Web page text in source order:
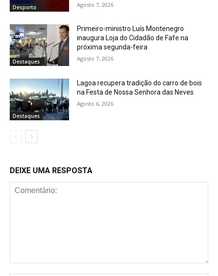
Desporto Agosto 7, 2026
Destaques
Primeiro-ministro Luís Montenegro
inaugura Loja do Cidadão de Fafe na
próxima segunda-feira
Agosto 7, 2026
Destaques
Lagoa recupera tradição do carro de bois
na Festa de Nossa Senhora das Neves
Agosto 6, 2026
DEIXE UMA RESPOSTA